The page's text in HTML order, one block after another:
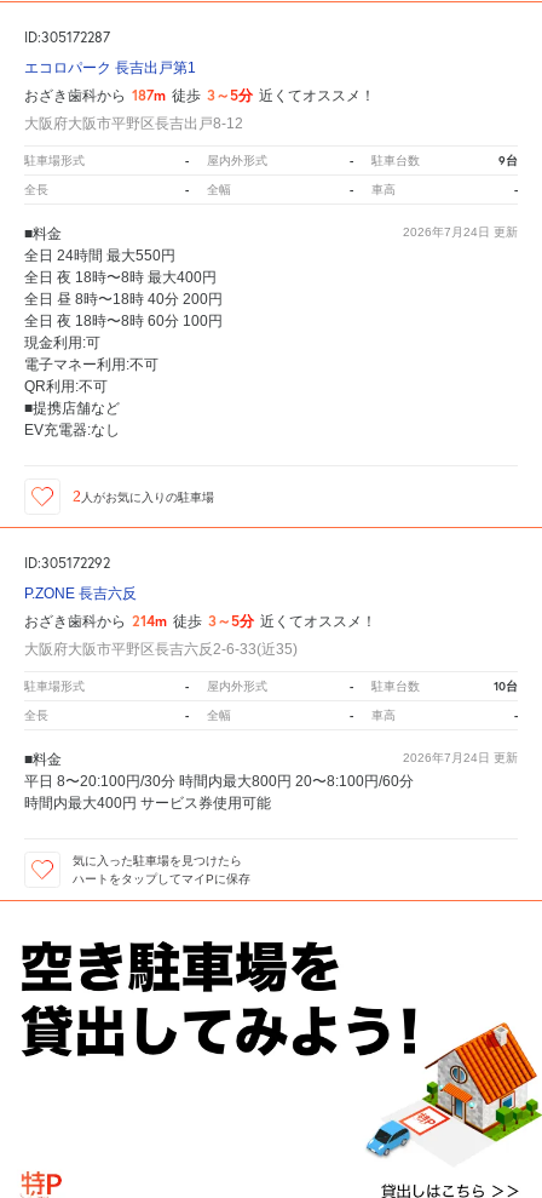
ID:305172287
エコロパーク 長吉出戸第1
おざき歯科から 187m 徒歩 3～5分 近くてオススメ！
大阪府大阪市平野区長吉出戸8-12
駐車場形式 - 屋内外形式 - 駐車台数 9台
全長 - 全幅 - 車高 -
2026年7月24日 更新
■料金
全日 24時間 最大550円
全日 夜 18時〜8時 最大400円
全日 昼 8時〜18時 40分 200円
全日 夜 18時〜8時 60分 100円
現金利用:可
電子マネー利用:不可
QR利用:不可
■提携店舗など
EV充電器:なし
2 人がお気に入りの駐車場
ID:305172292
P.ZONE 長吉六反
おざき歯科から 214m 徒歩 3～5分 近くてオススメ！
大阪府大阪市平野区長吉六反2-6-33(近35)
駐車場形式 - 屋内外形式 - 駐車台数 10台
全長 - 全幅 - 車高 -
2026年7月24日 更新
■料金
平日 8〜20:100円/30分 時間内最大800円 20〜8:100円/60分
時間内最大400円 サービス券使用可能
気に入った駐車場を見つけたら
ハートをタップしてマイPに保存